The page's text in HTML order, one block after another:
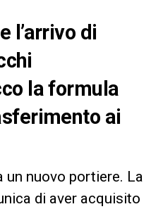
l’arrivo di
la formula
ai
un nuovo portiere. La
di aver acquisito